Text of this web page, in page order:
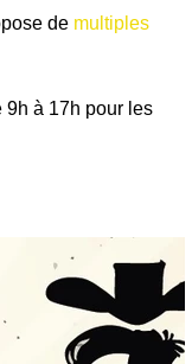
de multiples
9h à 17h pour les